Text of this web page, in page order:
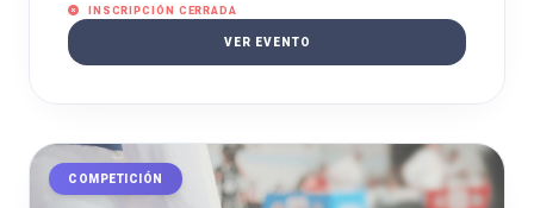
INSCRIPCIÓN CERRADA
VER EVENTO
COMPETICIÓN